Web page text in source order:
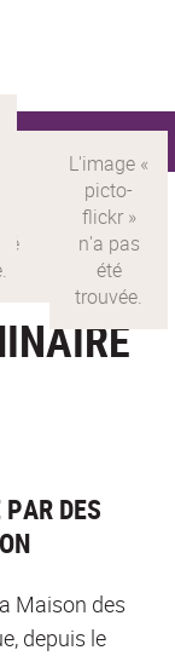
Présentation
DES
Maison des
depuis le